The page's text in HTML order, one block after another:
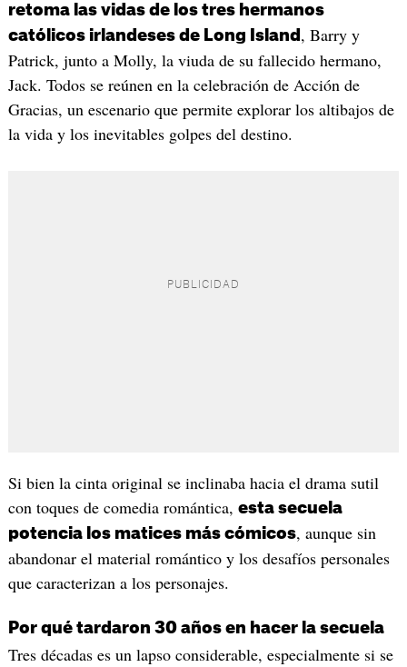
retoma las vidas de los tres hermanos
católicos irlandeses de Long Island , Barry y
Patrick, junto a Molly, la viuda de su fallecido hermano,
Jack. Todos se reúnen en la celebración de Acción de
Gracias, un escenario que permite explorar los altibajos de
la vida y los inevitables golpes del destino.
Si bien la cinta original se inclinaba hacia el drama sutil
con toques de comedia romántica, esta secuela
potencia los matices más cómicos, aunque sin
abandonar el material romántico y los desafíos personales
que caracterizan a los personajes.
Por qué tardaron 30 años en hacer la secuela
Tres décadas es un lapso considerable, especialmente si se